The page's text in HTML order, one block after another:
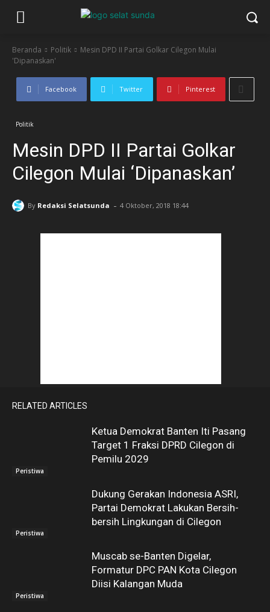
Beranda Politik
Mesin DPD II Partai Golkar Cilegon Mulai
'Dipanaskan'
Facebook Twitter Pinterest
Politik
Mesin DPD II Partai Golkar
Cilegon Mulai ‘Dipanaskan’
By Redaksi Selatsunda - 4 Oktober, 2018 18:44
RELATED ARTICLES
Peristiwa
Ketua Demokrat Banten Iti Pasang
Target 1 Fraksi DPRD Cilegon di
Pemilu 2029
Peristiwa
Dukung Gerakan Indonesia ASRI,
Partai Demokrat Lakukan Bersih-
bersih Lingkungan di Cilegon
Peristiwa
Muscab se-Banten Digelar,
Formatur DPC PAN Kota Cilegon
Diisi Kalangan Muda